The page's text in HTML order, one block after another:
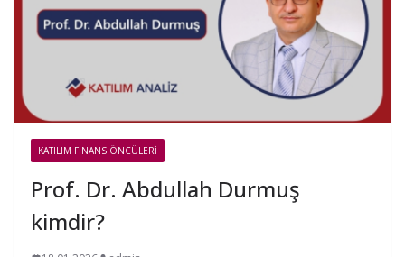
KATILIM FINANS ÖNCÜLERI
Prof. Dr. Abdullah Durmuş
kimdir?